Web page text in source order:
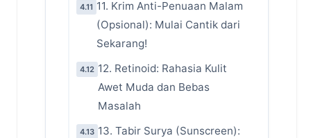
4.11 11. Krim Anti-Penuaan Malam
(Opsional): Mulai Cantik dari
Sekarang!
4.12 12. Retinoid: Rahasia Kulit
Awet Muda dan Bebas
Masalah
4.13 13. Tabir Surya (Sunscreen):